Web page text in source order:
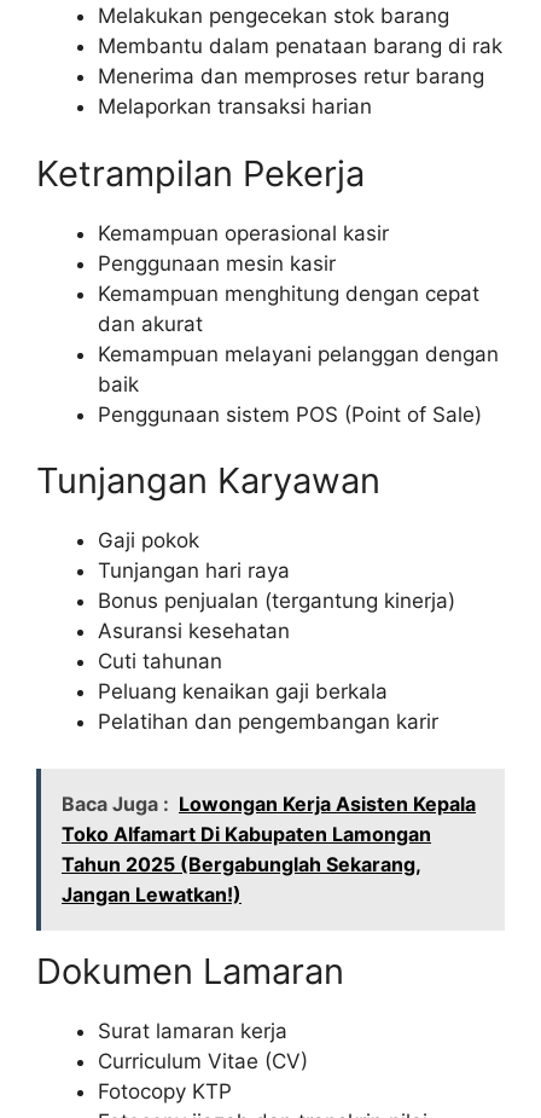
Melakukan pengecekan stok barang
Membantu dalam penataan barang di rak
Menerima dan memproses retur barang
Melaporkan transaksi harian
Ketrampilan Pekerja
Kemampuan operasional kasir
Penggunaan mesin kasir
Kemampuan menghitung dengan cepat
dan akurat
Kemampuan melayani pelanggan dengan
baik
Penggunaan sistem POS (Point of Sale)
Tunjangan Karyawan
Gaji pokok
Tunjangan hari raya
Bonus penjualan (tergantung kinerja)
Asuransi kesehatan
Cuti tahunan
Peluang kenaikan gaji berkala
Pelatihan dan pengembangan karir
Baca Juga : Lowongan Kerja Asisten Kepala
Toko Alfamart Di Kabupaten Lamongan
Tahun 2025 (Bergabunglah Sekarang,
Jangan Lewatkan!)
Dokumen Lamaran
Surat lamaran kerja
Curriculum Vitae (CV)
Fotocopy KTP